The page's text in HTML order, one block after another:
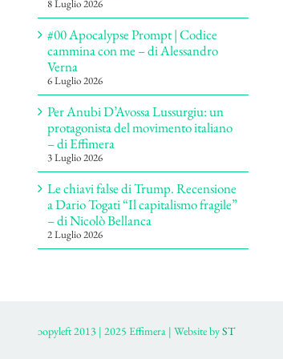
8 Luglio 2026
#00 Apocalypse Prompt | Codice
cammina con me – di Alessandro
Verna
6 Luglio 2026
Per Anubi D’Avossa Lussurgiu: un
protagonista del movimento italiano
– di Effimera
3 Luglio 2026
Le chiavi false di Trump. Recensione
a Dario Togati “Il capitalismo fragile”
– di Nicolò Bellanca
2 Luglio 2026
ɔopyleft 2013 | 2025 Effimera | Website byST